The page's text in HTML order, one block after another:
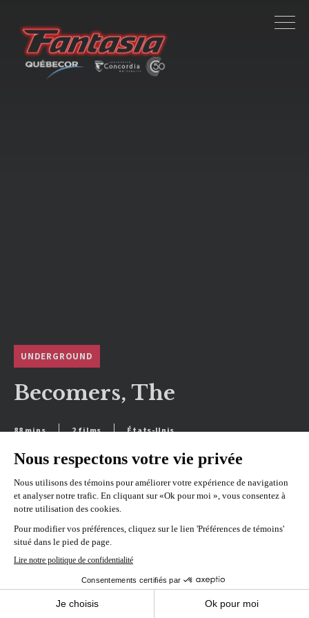
UNDERGROUND
Becomers, The
88 mins 2 films États-Unis
VOIR L'HORAIRE